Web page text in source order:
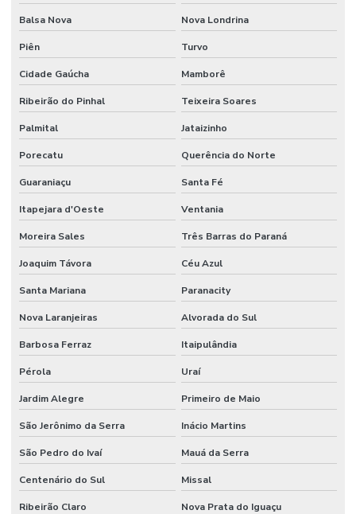
Balsa Nova Nova Londrina
Piên Turvo
Cidade Gaúcha Mamborê
Ribeirão do Pinhal Teixeira Soares
Palmital Jataizinho
Porecatu Querência do Norte
Guaraniaçu Santa Fé
Itapejara d'Oeste Ventania
Moreira Sales Três Barras do Paraná
Joaquim Távora Céu Azul
Santa Mariana Paranacity
Nova Laranjeiras Alvorada do Sul
Barbosa Ferraz Itaipulândia
Pérola Uraí
Jardim Alegre Primeiro de Maio
São Jerônimo da Serra Inácio Martins
São Pedro do Ivaí Mauá da Serra
Centenário do Sul Missal
Ribeirão Claro Nova Prata do Iguaçu